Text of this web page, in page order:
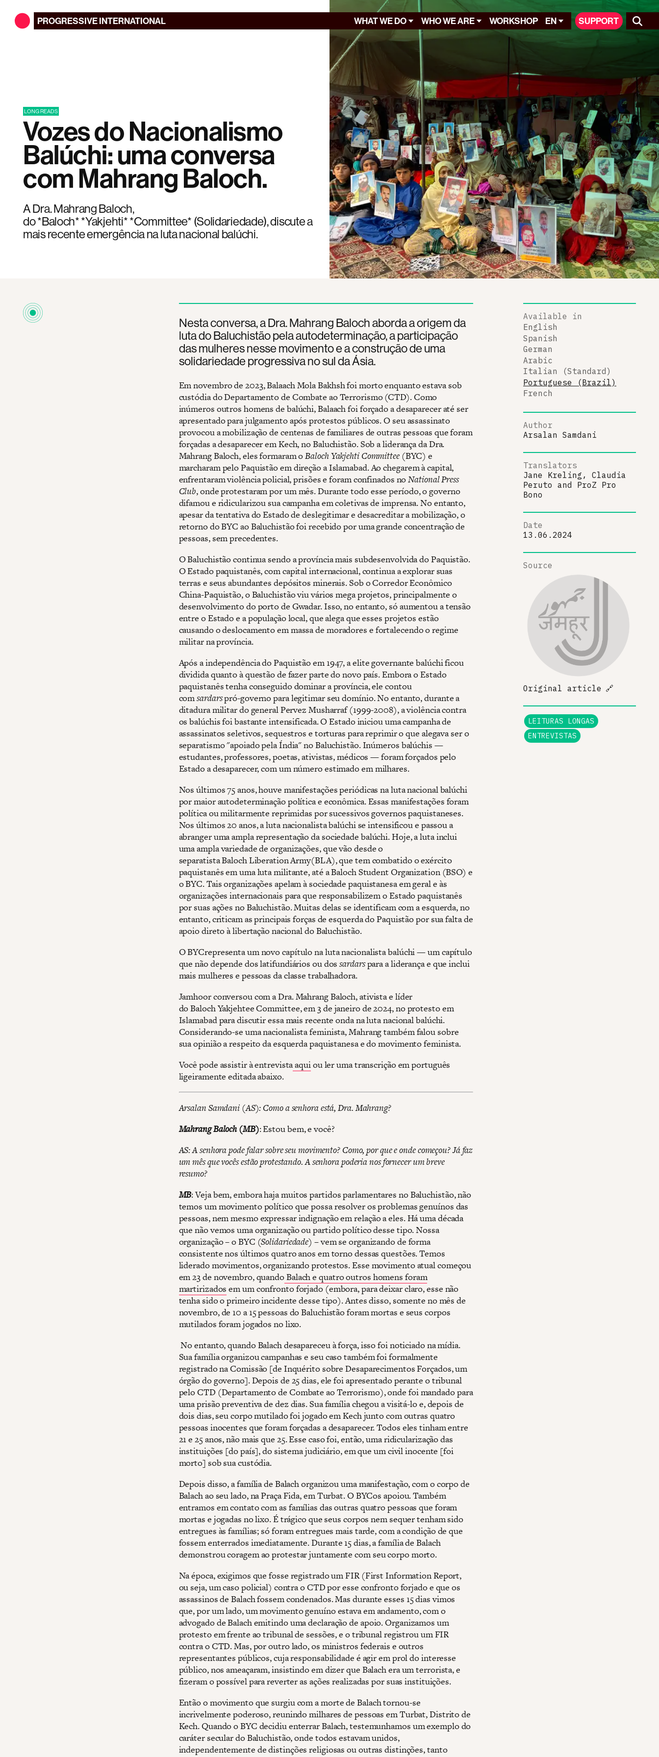
PROGRESSIVEINTERNATIONAL WHAT WE DO WHO WE ARE WORKSHOP EN SUPPORT
LONG READS
Vozes do Nacionalismo
Balúchi: uma conversa
com Mahrang Baloch.
A Dra. Mahrang Baloch,
do *Baloch* *Yakjehti* *Committee* (Solidariedade), discute a
mais recente emergência na luta nacional balúchi.
Nesta conversa, a Dra. Mahrang Baloch aborda a origem da
luta do Baluchistão pela autodeterminação, a participação
das mulheres nesse movimento e a construção de uma
solidariedade progressiva no sul da Ásia.
Em novembro de 2023, Balaach Mola Bakhsh foi morto enquanto estava sob
custódia do Departamento de Combate ao Terrorismo (CTD). Como
inúmeros outros homens de balúchi, Balaach foi forçado a desaparecer até ser
apresentado para julgamento após protestos públicos. O seu assassinato
provocou a mobilização de centenas de familiares de outras pessoas que foram
forçadas a desaparecer em Kech, no Baluchistão. Sob a liderança da Dra.
Mahrang Baloch, eles formaram oBaloch Yakjehti Committee(BYC) e
marcharam pelo Paquistão em direção a Islamabad. Ao chegarem à capital,
enfrentaram violência policial, prisões e foram confinados noNational Press
Club, onde protestaram por um mês. Durante todo esse período, o governo
difamou e ridicularizou sua campanha em coletivas de imprensa. No entanto,
apesar da tentativa do Estado de deslegitimar e desacreditar a mobilização, o
retorno do BYC ao Baluchistão foi recebido por uma grande concentração de
pessoas, sem precedentes.
O Baluchistão continua sendo a província mais subdesenvolvida do Paquistão.
O Estado paquistanês, com capital internacional, continua a explorar suas
terras e seus abundantes depósitos minerais. Sob o Corredor Econômico
China-Paquistão, o Baluchistão viu vários mega projetos, principalmente o
desenvolvimento do porto de Gwadar. Isso, no entanto, só aumentou a tensão
entre o Estado e a população local, que alega que esses projetos estão
causando o deslocamento em massa de moradores e fortalecendo o regime
militar na província.
Após a independência do Paquistão em 1947, a elite governante balúchi ficou
dividida quanto à questão de fazer parte do novo país. Embora o Estado
paquistanês tenha conseguido dominar a província, ele contou
comsardarspró-governo para legitimar seu domínio. No entanto, durante a
ditadura militar do general Pervez Musharraf (1999-2008), a violência contra
os balúchis foi bastante intensificada. O Estado iniciou uma campanha de
assassinatos seletivos, sequestros e torturas para reprimir o que alegava ser o
separatismo "apoiado pela Índia" no Baluchistão. Inúmeros balúchis —
estudantes, professores, poetas, ativistas, médicos — foram forçados pelo
Estado a desaparecer, com um número estimado em milhares.
Nos últimos 75 anos, houve manifestações periódicas na luta nacional balúchi
por maior autodeterminação política e econômica. Essas manifestações foram
política ou militarmente reprimidas por sucessivos governos paquistaneses.
Nos últimos 20 anos, a luta nacionalista balúchi se intensificou e passou a
abranger uma ampla representação da sociedade balúchi. Hoje, a luta inclui
uma ampla variedade de organizações, que vão desde o
separatista Baloch Liberation Army(BLA), que tem combatido o exército
paquistanês em uma luta militante, até a Baloch Student Organization (BSO) e
o BYC. Tais organizações apelam à sociedade paquistanesa em geral e às
organizações internacionais para que responsabilizem o Estado paquistanês
por suas ações no Baluchistão. Muitas delas se identificam com a esquerda, no
entanto, criticam as principais forças de esquerda do Paquistão por sua falta de
apoio direto à libertação nacional do Baluchistão.
O BYCrepresenta um novo capítulo na luta nacionalista balúchi — um capítulo
que não depende dos latifundiários ou dossardarspara a liderança e que inclui
mais mulheres e pessoas da classe trabalhadora.
Jamhoor conversou com a Dra. Mahrang Baloch, ativista e líder
do Baloch Yakjehtee Committee, em 3 de janeiro de 2024, no protesto em
Islamabad para discutir essa mais recente onda na luta nacional balúchi.
Considerando-se uma nacionalista feminista, Mahrang também falou sobre
sua opinião a respeito da esquerda paquistanesa e do movimento feminista.
Você pode assistir à entrevistaaquiou ler uma transcrição em português
ligeiramente editada abaixo.
Arsalan Samdani (AS): Como a senhora está, Dra. Mahrang?
Mahrang Baloch (MB): Estou bem, e você?
AS: A senhora pode falar sobre seu movimento? Como, por que e onde começou? Já faz
um mês que vocês estão protestando. A senhora poderia nos fornecer um breve
resumo?
MB: Veja bem, embora haja muitos partidos parlamentares no Baluchistão, não
temos um movimento político que possa resolver os problemas genuínos das
pessoas, nem mesmo expressar indignação em relação a eles. Há uma década
que não vemos uma organização ou partido político desse tipo. Nossa
organização – o BYC (Solidariedade) –vem se organizando de forma
consistente nos últimos quatro anos em torno dessas questões. Temos
liderado movimentos, organizando protestos. Esse movimento atual começou
em 23 de novembro, quandoBalach e quatro outros homens foram
martirizados em um confronto forjado (embora, para deixar claro, esse não
tenha sido o primeiro incidente desse tipo). Antes disso, somente no mês de
novembro, de 10 a 15 pessoas do Baluchistão foram mortas e seus corpos
mutilados foram jogados no lixo.
No entanto, quando Balach desapareceu à força, isso foi noticiado na mídia.
Sua família organizou campanhas e seu caso também foi formalmente
registrado na Comissão [de Inquérito sobre Desaparecimentos Forçados, um
órgão do governo]. Depois de 25 dias, ele foi apresentado perante o tribunal
pelo CTD (Departamento de Combate ao Terrorismo), onde foi mandado para
uma prisão preventiva de dez dias. Sua família chegou a visitá-lo e, depois de
dois dias, seu corpo mutilado foi jogado em Kech junto com outras quatro
pessoas inocentes que foram forçadas a desaparecer. Todos eles tinham entre
21 e 25 anos, não mais que 25. Esse caso foi, então, uma ridicularização das
instituições [do país], do sistema judiciário, em que um civil inocente [foi
morto] sob sua custódia.
Depois disso, a família de Balach organizou uma manifestação, com o corpo de
Balach ao seu lado, na Praça Fida, em Turbat. O BYCos apoiou. Também
entramos em contato com as famílias das outras quatro pessoas que foram
mortas e jogadas no lixo. É trágico que seus corpos nem sequer tenham sido
entregues às famílias; só foram entregues mais tarde, com a condição de que
fossem enterrados imediatamente. Durante 15 dias, a família de Balach
demonstrou coragem ao protestar juntamente com seu corpo morto.
Na época, exigimos que fosse registrado um FIR (First Information Report,
ou seja, um caso policial) contra o CTD por esse confronto forjado e que os
assassinos de Balach fossem condenados. Mas durante esses 15 dias vimos
que, por um lado, um movimento genuíno estava em andamento, com o
advogado de Balach emitindo uma declaração de apoio. Organizamos um
protesto em frente ao tribunal de sessões, e o tribunal registrou um FIR
contra o CTD. Mas, por outro lado, os ministros federais e outros
representantes públicos, cuja responsabilidade é agir em prol do interesse
público, nos ameaçaram, insistindo em dizer que Balach era um terrorista, e
fizeram o possível para reverter as ações realizadas por suas instituições.
Então o movimento que surgiu com a morte de Balach tornou-se
incrivelmente poderoso, reunindo milhares de pessoas em Turbat, Distrito de
Kech. Quando o BYC decidiu enterrar Balach, testemunhamos um exemplo do
caráter secular do Baluchistão, onde todos estavam unidos,
independentemente de distinções religiosas ou outras distinções, tanto
Available in
English
Spanish
German
Arabic
Italian (Standard)
Portuguese (Brazil)
French
Author
Arsalan Samdani
Translators
Jane Kreling, Claudia
Peruto and ProZ Pro
Bono
Date
13.06.2024
Source
Original article 🔗
LEITURAS LONGAS
ENTREVISTAS